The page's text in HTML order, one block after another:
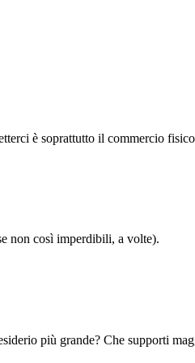
è soprattutto il commercio
non così imperdibili, a volte).
più grande? Che supporti